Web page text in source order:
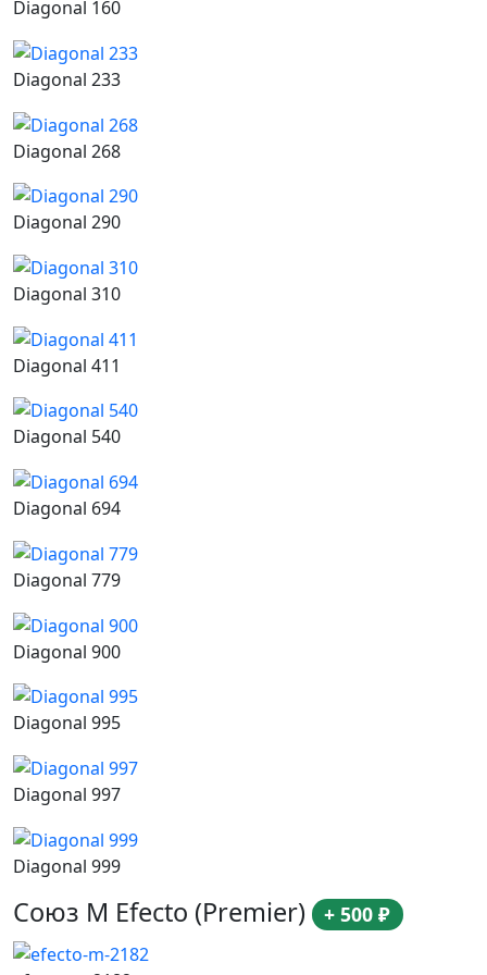
Diagonal 160
Diagonal 233
Diagonal 268
Diagonal 290
Diagonal 310
Diagonal 411
Diagonal 540
Diagonal 694
Diagonal 779
Diagonal 900
Diagonal 995
Diagonal 997
Diagonal 999
Союз М Efecto (Premier) + 500 ₽